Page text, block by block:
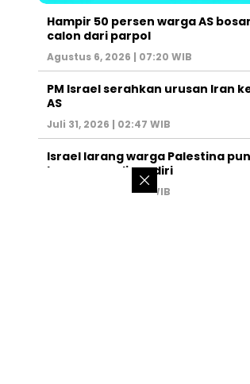
Hampir 50 persen warga AS
calon dari parpol
Agustus 6, 2026 | 07:20 WIB
PM Israel serahkan urusan Iran
AS
Juli 31, 2026 | 02:47 WIB
Israel larang warga Palestina
kamar mandi sendiri
Juli 22, 2026 | 14:50 WIB